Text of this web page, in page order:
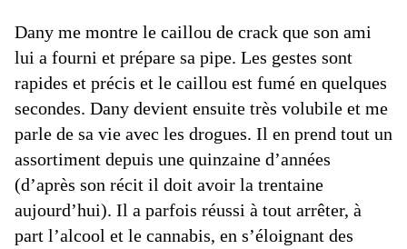
Dany me montre le caillou de crack que son ami
lui a fourni et prépare sa pipe. Les gestes sont
rapides et précis et le caillou est fumé en quelques
secondes. Dany devient ensuite très volubile et me
parle de sa vie avec les drogues. Il en prend tout un
assortiment depuis une quinzaine d’années
(d’après son récit il doit avoir la trentaine
aujourd’hui). Il a parfois réussi à tout arrêter, à
part l’alcool et le cannabis, en s’éloignant des